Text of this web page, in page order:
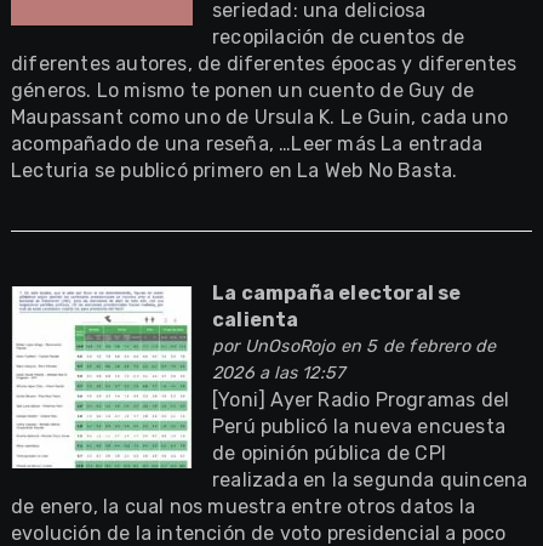
seriedad: una deliciosa
recopilación de cuentos de
diferentes autores, de diferentes épocas y diferentes
géneros. Lo mismo te ponen un cuento de Guy de
Maupassant como uno de Ursula K. Le Guin, cada uno
acompañado de una reseña, …Leer más La entrada
Lecturia se publicó primero en La Web No Basta.
La campaña electoral se
calienta
por UnOsoRojoen 5 de febrero de
2026 a las 12:57
[Yoni] Ayer Radio Programas del
Perú publicó la nueva encuesta
de opinión pública de CPI
realizada en la segunda quincena
de enero, la cual nos muestra entre otros datos la
evolución de la intención de voto presidencial a poco